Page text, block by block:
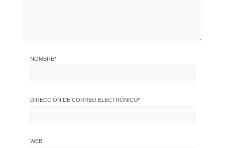
NOMBRE*
DIRECCIÓN DE CORREO ELECTRÓNICO*
WEB